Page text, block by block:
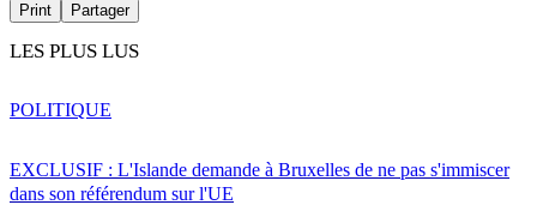
Print Partager
LES PLUS LUS
EXCLUSIF : L'Islande demande à Bruxelles de ne pas s'immiscer
dans son référendum sur l'UE
POLITIQUE